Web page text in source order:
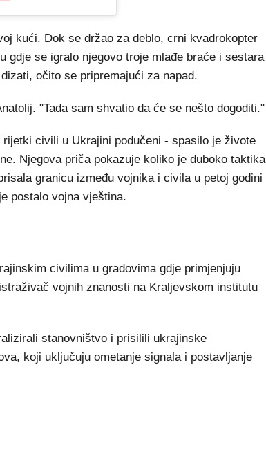
kući. Dok se držao za deblo, crni kvadrokopter
gdje se igralo njegovo troje mlađe braće i sestara
očito se pripremajući za napad.
"Tada sam shvatio da će se nešto dogoditi."
civili u Ukrajini podučeni - spasilo je živote
Njegova priča pokazuje koliko je duboko taktika
granicu između vojnika i civila u petoj godini
postalo vojna vještina.
civilima u gradovima gdje primjenjuju
vojnih znanosti na Kraljevskom institutu
stanovništvo i prisilili ukrajinske
koji uključuju ometanje signala i postavljanje